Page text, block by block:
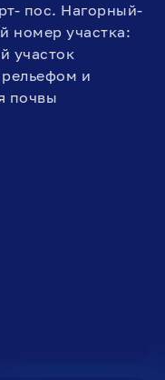
пос. Нагорный-
номер участка:
участок
и
почвы